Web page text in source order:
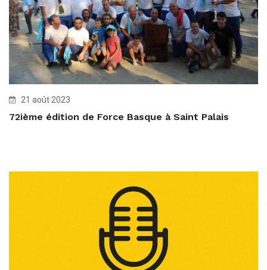
21 août 2023
72ième édition de Force Basque à Saint Palais